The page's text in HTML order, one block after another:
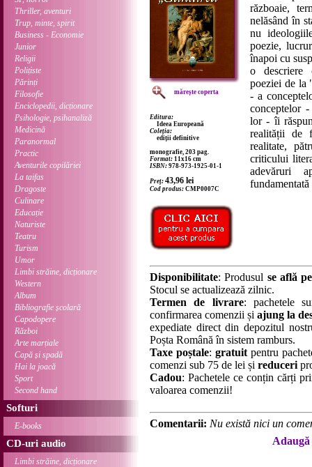
Thriller, aventuri
Trup, minte, spirit
Business - Economie
Junior
Religii
Polițiste
Părinți
Filosofie
Enciclopedii, dicționare
Psihologie, psihanaliză
Medicină
Paranormal
Practic
Aventurile copilăriei
La taifas
Dragoste
Culinare
Educație
Naturiste
Teatru
Turism
Umor
Limbi străine, dicționare
Western
Album
Bibliografie școlară
Capodopere
Război
Arte marțiale
Capă și spadă
Hai la joacă
Sport
Second hand
Softuri
E-books
CD-uri audio
Limbi străine, dicționare
mărește coperta
Editura:
Ideea Europeană
Coleția:
ediții definitive
monografie, 203 pag.
Format: 11x16 cm
ISBN: 978-973-1925-01-1
Preț: 43,96 lei
Cod produs: CMP0007C
războaie,
nelăsând în
nu
poezie,
înapoi cu
o descriere
poeziei de la
- a
conceptelor
lor - îi
realității de
realitate,
criticului
adevăruri
Disponibilitate: Produsul se află
Stocul se actualizează zilnic.
Termen de livrare: pachetele
confirmarea comenzii șiajung la
expediate direct din depozitul
Poșta Română în sistem ramburs.
Taxe poștale: gratuitpentru
comenzi sub 75 de lei și reduceri
Cadou: Pachetele ce conțin cărți
valoarea comenzii!
Comentarii: Nu există nici un